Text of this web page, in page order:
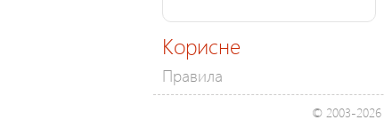
Корисне
Правила
© 2003-2026